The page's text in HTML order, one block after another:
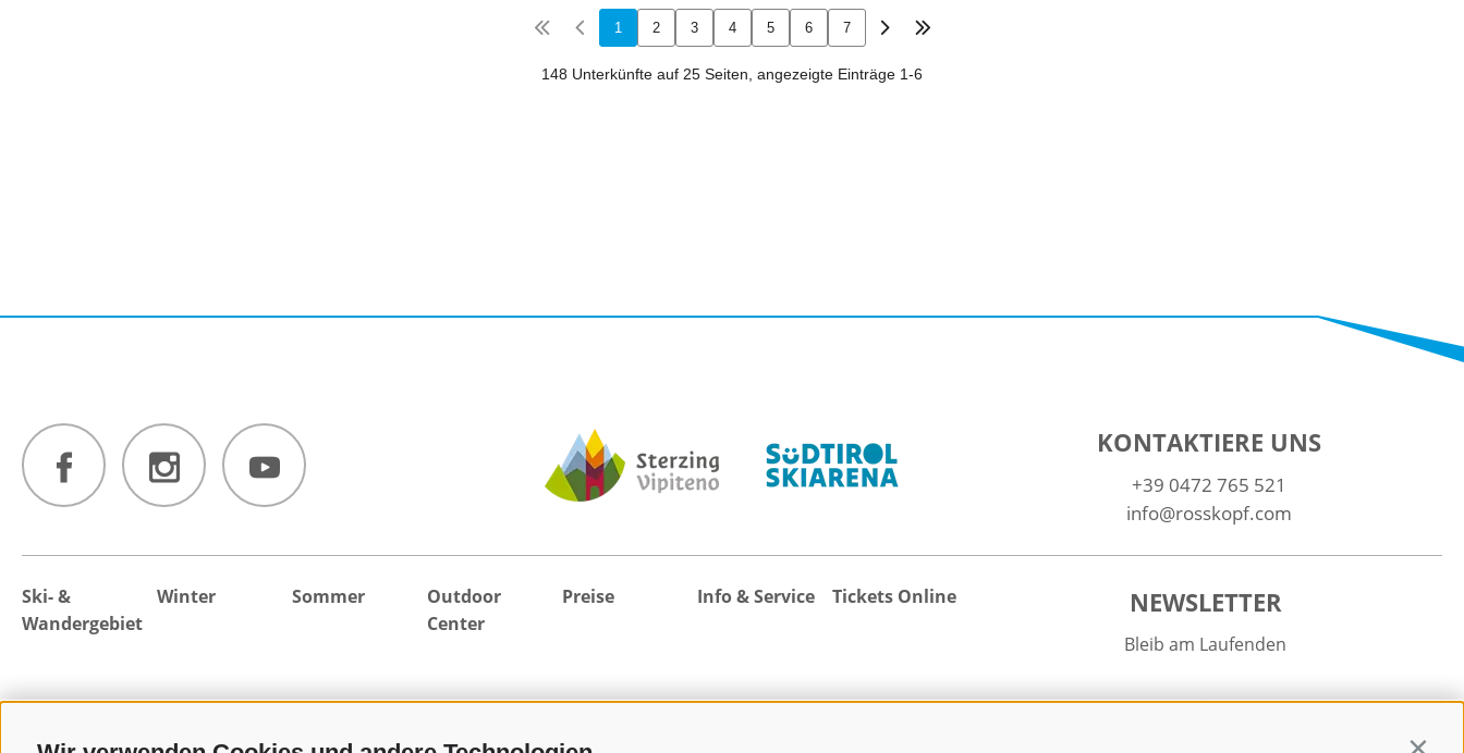
KONTAKTIERE UNS
+39 0472 765 521
info@rosskopf.com
Ski- &
Wandergebiet
Winter Sommer
Outdoor
Center
Preise Info & Service Tickets Online NEWSLETTER
Bleib am Laufenden